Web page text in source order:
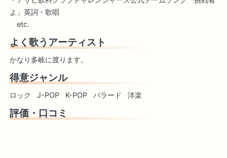
よ」英詞・歌唱
etc.
よく歌うアーティスト
かなり多岐に渡ります。
得意ジャンル
ロック J-POP K-POP バラード 洋楽
評価・口コミ